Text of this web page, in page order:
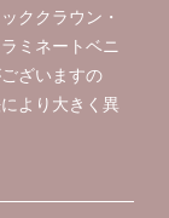
ククラウン・
ミネートベニ
ざいますの
より大きく異